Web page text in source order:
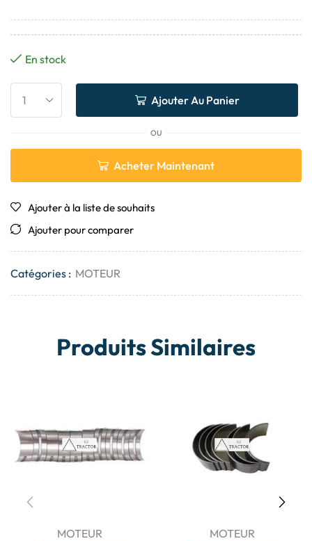
En stock
Ajouter Au Panier
OU
Acheter Maintenant
Ajouter à la liste de souhaits
Ajouter pour comparer
Catégories : MOTEUR
Produits Similaires
MOTEUR MOTEUR